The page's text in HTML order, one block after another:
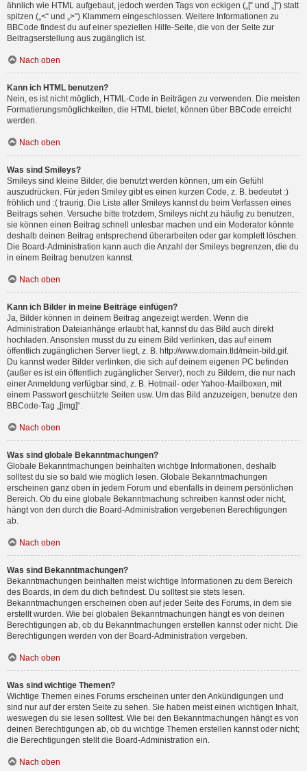
ähnlich wie HTML aufgebaut, jedoch werden Tags von eckigen („[“ und „]“) statt
spitzen („<“ und „>“) Klammern eingeschlossen. Weitere Informationen zu
BBCode findest du auf einer speziellen Hilfe-Seite, die von der Seite zur
Beitragserstellung aus zugänglich ist.
Nach oben
Kann ich HTML benutzen?
Nein, es ist nicht möglich, HTML-Code in Beiträgen zu verwenden. Die meisten
Formatierungsmöglichkeiten, die HTML bietet, können über BBCode erreicht
werden.
Nach oben
Was sind Smileys?
Smileys sind kleine Bilder, die benutzt werden können, um ein Gefühl
auszudrücken. Für jeden Smiley gibt es einen kurzen Code, z. B. bedeutet :)
fröhlich und :( traurig. Die Liste aller Smileys kannst du beim Verfassen eines
Beitrags sehen. Versuche bitte trotzdem, Smileys nicht zu häufig zu benutzen,
sie können einen Beitrag schnell unlesbar machen und ein Moderator könnte
deshalb deinen Beitrag entsprechend überarbeiten oder gar komplett löschen.
Die Board-Administration kann auch die Anzahl der Smileys begrenzen, die du
in einem Beitrag benutzen kannst.
Nach oben
Kann ich Bilder in meine Beiträge einfügen?
Ja, Bilder können in deinem Beitrag angezeigt werden. Wenn die
Administration Dateianhänge erlaubt hat, kannst du das Bild auch direkt
hochladen. Ansonsten musst du zu einem Bild verlinken, das auf einem
öffentlich zugänglichen Server liegt, z. B. http://www.domain.tld/mein-bild.gif.
Du kannst weder Bilder verlinken, die sich auf deinem eigenen PC befinden
(außer es ist ein öffentlich zugänglicher Server), noch zu Bildern, die nur nach
einer Anmeldung verfügbar sind, z. B. Hotmail- oder Yahoo-Mailboxen, mit
einem Passwort geschützte Seiten usw. Um das Bild anzuzeigen, benutze den
BBCode-Tag „[img]“.
Nach oben
Was sind globale Bekanntmachungen?
Globale Bekanntmachungen beinhalten wichtige Informationen, deshalb
solltest du sie so bald wie möglich lesen. Globale Bekanntmachungen
erscheinen ganz oben in jedem Forum und ebenfalls in deinem persönlichen
Bereich. Ob du eine globale Bekanntmachung schreiben kannst oder nicht,
hängt von den durch die Board-Administration vergebenen Berechtigungen
ab.
Nach oben
Was sind Bekanntmachungen?
Bekanntmachungen beinhalten meist wichtige Informationen zu dem Bereich
des Boards, in dem du dich befindest. Du solltest sie stets lesen.
Bekanntmachungen erscheinen oben auf jeder Seite des Forums, in dem sie
erstellt wurden. Wie bei globalen Bekanntmachungen hängt es von deinen
Berechtigungen ab, ob du Bekanntmachungen erstellen kannst oder nicht. Die
Berechtigungen werden von der Board-Administration vergeben.
Nach oben
Was sind wichtige Themen?
Wichtige Themen eines Forums erscheinen unter den Ankündigungen und
sind nur auf der ersten Seite zu sehen. Sie haben meist einen wichtigen Inhalt,
weswegen du sie lesen solltest. Wie bei den Bekanntmachungen hängt es von
deinen Berechtigungen ab, ob du wichtige Themen erstellen kannst oder nicht;
die Berechtigungen stellt die Board-Administration ein.
Nach oben